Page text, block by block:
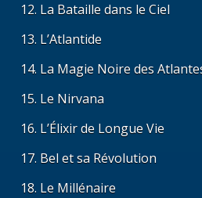
La Bataille dans le Ciel
L’Atlantide
La Magie Noire des
Le Nirvana
L’Élixir de Longue Vie
Bel et sa Révolution
Le Millénaire